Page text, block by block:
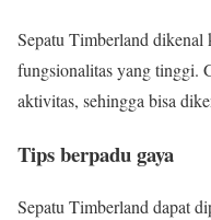
Sepatu Timberland dikenal
fungsionalitas yang tinggi.
aktivitas, sehingga bisa
Tips berpadu gaya
Sepatu Timberland dapat